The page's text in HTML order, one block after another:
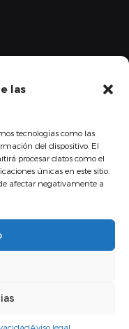
las
tecnologías como las
del dispositivo. El
procesar datos como el
únicas en este sitio.
afectar negativamente a
Aviso legal
de Médicos Burgos